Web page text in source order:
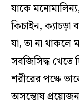
যাকে
কিচাইন, ক্যাচড়া
যা, তা না
সবজিসিদ্ধ খেতে
শরীরের পক্ষে
অসন্তোষ